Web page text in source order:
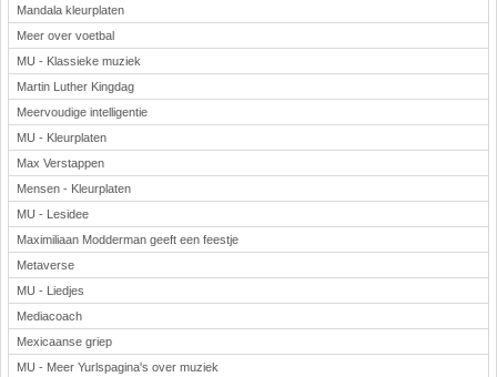
Mandala kleurplaten
Meer over voetbal
MU - Klassieke muziek
Martin Luther Kingdag
Meervoudige intelligentie
MU - Kleurplaten
Max Verstappen
Mensen - Kleurplaten
MU - Lesidee
Maximiliaan Modderman geeft een feestje
Metaverse
MU - Liedjes
Mediacoach
Mexicaanse griep
MU - Meer Yurlspagina's over muziek